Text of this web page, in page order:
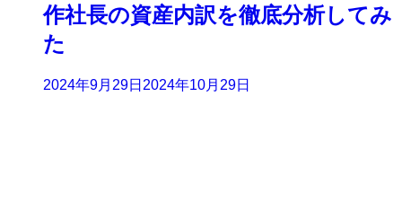
作社長の資産内訳を徹底分析してみ
た
2024年9月29日 2024年10月29日